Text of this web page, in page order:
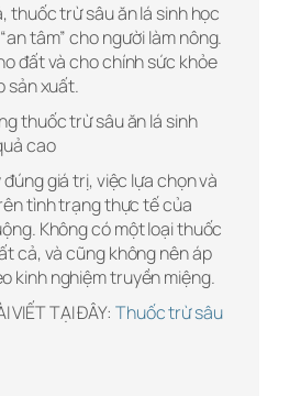
thuốc trừ sâu ăn lá sinh học
tâm” cho người làm nông.
đất và cho chính sức khỏe
sản xuất.
thuốc trừ sâu ăn lá sinh
cao
giá trị, việc lựa chọn và
tình trạng thực tế của
Không có một loại thuốc
cả, và cũng không nên áp
kinh nghiệm truyền miệng.
VIẾT TẠI ĐÂY: Thuốc trừ sâu